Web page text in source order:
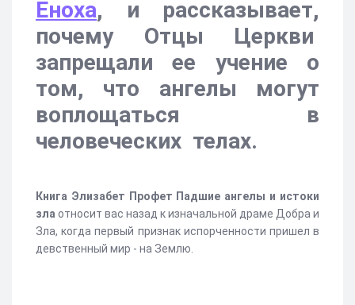
Еноха, и рассказывает,
почему Отцы Церкви
запрещали ее учение о
том, что ангелы могут
воплощаться в
человеческих телах.
Книга Элизабет Профет Падшие ангелы и истоки
зла относит вас назад к изначальной драме Добра и
Зла, когда первый признак испорченности пришел в
девственный мир - на Землю.